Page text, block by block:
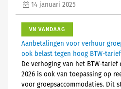
14 januari 2025
VN VANDAAG
Aanbetalingen voor verhuur
ook belast tegen hoog BTW-tarief
De verhoging van het BTW-
2026 is ook van toepassing op
voor groepsaccommodaties. Dit